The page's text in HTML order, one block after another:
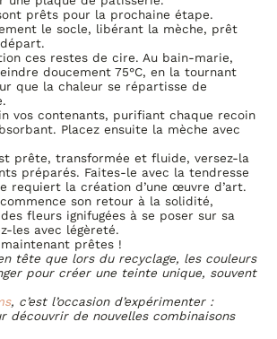
prêts pour la prochaine étape.
le socle, libérant la mèche, prêt
ces restes de cire. Au bain-marie,
doucement 75°C, en la tournant
que la chaleur se répartisse de
vos contenants, purifiant chaque recoin
Placez ensuite la mèche avec
prête, transformée et fluide, versez-la
préparés. Faites-le avec la tendresse
requiert la création d’une œuvre d’art.
son retour à la solidité,
fleurs ignifugées à se poser sur sa
les avec légèreté.
prêtes !
tête que lors du recyclage, les couleurs
pour créer une teinte unique, souvent
, c’est l’occasion d’expérimenter :
découvrir de nouvelles combinaisons